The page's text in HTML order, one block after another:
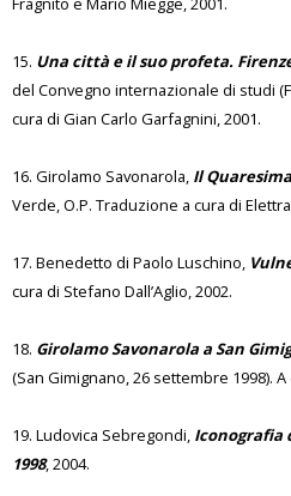
15. Una città e il suo profeta.
del Convegno internazionale di studi
cura di Gian Carlo Garfagnini, 2001.
16. Girolamo Savonarola, Il
Verde, O.P. Traduzione a cura di
17. Benedetto di Paolo Luschino,
cura di Stefano Dall’Aglio, 2002.
18. Girolamo Savonarola a San
(San Gimignano, 26 settembre 1998).
19. Ludovica Sebregondi, Iconografia
1998, 2004.